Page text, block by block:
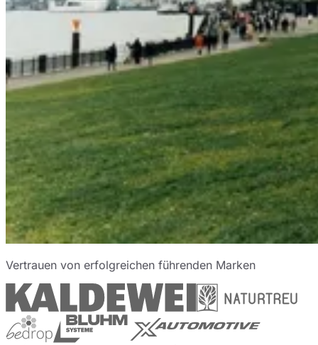
Vertrauen von erfolgreichen führenden Marken